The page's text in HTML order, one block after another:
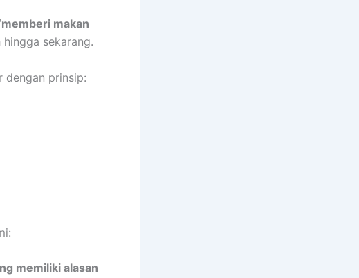
makan
sekarang.
dengan prinsip:
memiliki alasan